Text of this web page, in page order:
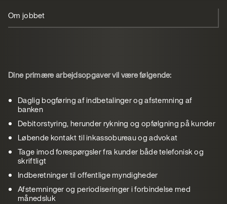
Om jobbet
Dine primære arbejdsopgaver vil være følgende:
Daglig bogføring af indbetalinger og afstemning af
banken
Debitorstyring, herunder rykning og opfølgning på kunder
Løbende kontakt til inkassobureau og advokat
Tage imod forespørgsler fra kunder både telefonisk og
skriftligt
Indberetninger til offentlige myndigheder
Afstemninger og periodiseringer i forbindelse med
månedsluk